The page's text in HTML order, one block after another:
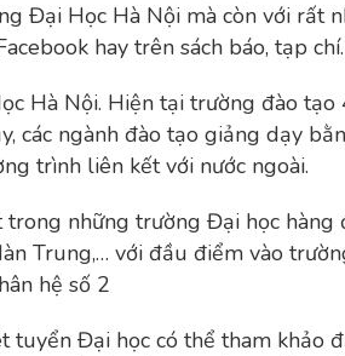
Đại Học Hà Nội mà còn với rất
hay trên sách báo, tạp chí.
Hà Nội. Hiện tại trường đào tạo
các ngành đào tạo giảng dạy
trình liên kết với nước ngoài.
những trường Đại học hàng
Trung,… với đầu điểm vào
hệ số 2
tuyển Đại học có thể tham khảo